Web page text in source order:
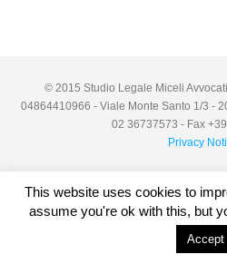
© 2015 Studio Legale Miceli
04864410966 - Viale Monte Santo 1/3 -
02 36737573 - Fax
Privacy
This website uses cookies to
assume you're ok with this, but
Accept